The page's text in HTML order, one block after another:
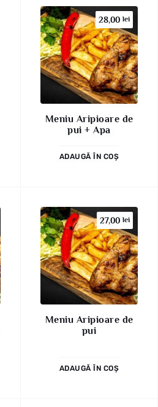
28,00lei
Meniu Aripioare de
pui + Apa
ADAUGĂ ÎN COȘ
27,00lei
Meniu Aripioare de
pui
ADAUGĂ ÎN COȘ